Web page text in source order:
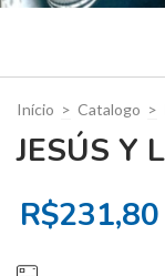
Início > Catalogo >
JESÚS Y
R$231,80